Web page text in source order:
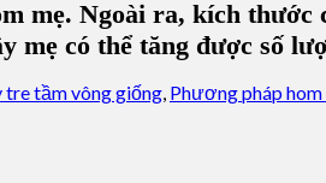
mẹ. Ngoài ra, kích
có thể tăng được số
tre tầm vông giống, Phương pháp